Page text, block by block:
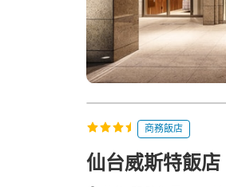
商務飯店
仙台威斯特飯店